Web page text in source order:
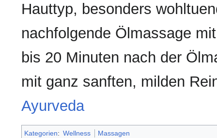
Hauttyp, besonders
nachfolgende Ölmassage
bis 20 Minuten nach der
mit ganz sanften, milden
Ayurveda
Kategorien: Wellness Massagen